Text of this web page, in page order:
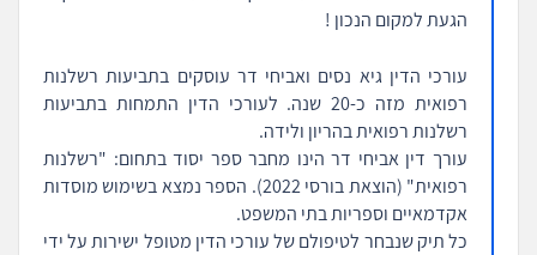
הגעת למקום הנכון !
עורכי הדין גיא נסים ואביחי דר עוסקים בתביעות רשלנות
רפואית מזה כ-20 שנה. לעורכי הדין התמחות בתביעות
רשלנות רפואית בהריון ולידה.
עורך דין אביחי דר הינו מחבר ספר יסוד בתחום: "רשלנות
רפואית" (הוצאת בורסי 2022). הספר נמצא בשימוש מוסדות
אקדמאיים וספריות בתי המשפט.
כל תיק שנבחר לטיפולם של עורכי הדין מטופל ישירות על ידי